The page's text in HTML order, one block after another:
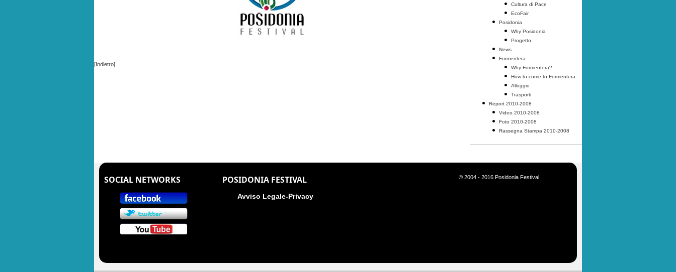
[Indietro]
Cultura di Pace
EcoFair
Posidonia
Why Posidonia
Progetto
News
Formentera
Why Formentera?
How to come to Formentera
Alloggio
Trasporti
Report 2010-2008
Video 2010-2008
Foto 2010-2008
Rassegna Stampa 2010-2008
SOCIAL NETWORKS POSIDONIA FESTIVAL
Avviso Legale-Privacy
© 2004 - 2016 Posidonia Festival